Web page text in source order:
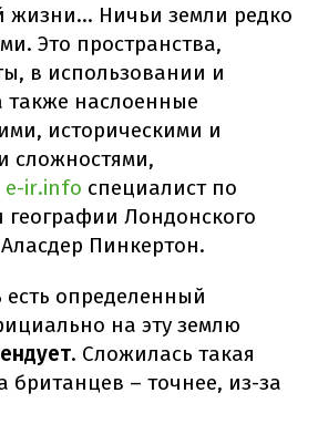
жизни... Ничьи земли редко
Это пространства,
в использовании и
также наслоенные
историческими и
сложностями,
e-ir.info специалист по
географии Лондонского
Пинкертон.
есть определенный
на эту землю
. Сложилась такая
британцев – точнее, из-за